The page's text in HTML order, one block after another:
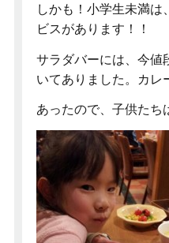
しかも！小学生未満
ビスがあります！！
サラダバーには、今値
いてありました。カレ
あったので、子供たち